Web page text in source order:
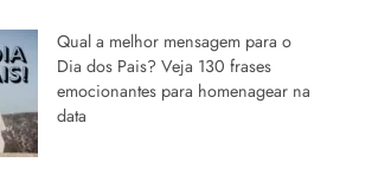
Qual a melhor mensagem para o
Dia dos Pais? Veja 130 frases
emocionantes para homenagear na
data